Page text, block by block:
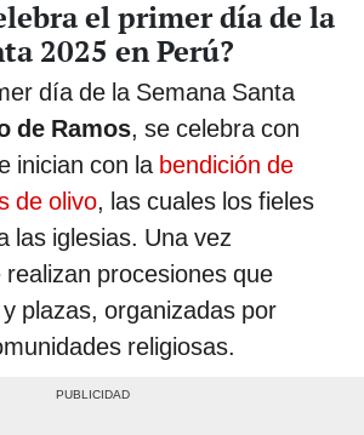
el primer día de la
2025 en Perú?
día de la Semana Santa
de Ramos, se celebra con
inician con la bendición de
de olivo, las cuales los fieles
las iglesias. Una vez
procesiones que
plazas, organizadas por
religiosas.